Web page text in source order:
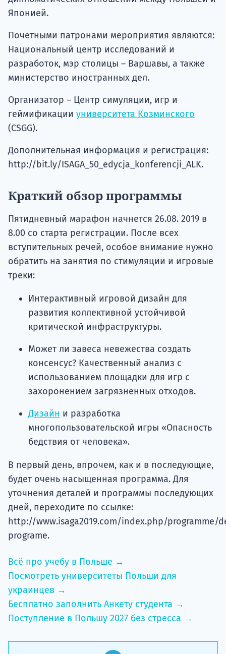
Японией.
Почетными патронами мероприятия являются:
Национальный центр исследований и
разработок, мэр столицы – Варшавы, а также
министерство иностранных дел.
Организатор – Центр симуляции, игр и
геймификации университета Козминского
(CSGG).
Дополнительная информация и регистрация:
http://bit.ly/ISAGA_50_edycja_konferencji_ALK.
Краткий обзор программы
Пятидневный марафон начнется 26.08. 2019 в
8.00 со старта регистрации. После всех
вступительных речей, особое внимание нужно
обратить на занятия по стимуляции и игровые
треки:
Интерактивный игровой дизайн для
развития коллективной устойчивой
критической инфраструктуры.
Может ли завеса невежества создать
консенсус? Качественный анализ с
использованием площадки для игр с
захоронением загрязненных отходов.
Дизайн и разработка
многопользовательской игры «Опасность
бедствия от человека».
В первый день, впрочем, как и в последующие,
будет очень насыщенная программа. Для
уточнения деталей и программы последующих
дней, переходите по ссылке:
http://www.isaga2019.com/index.php/programme/
programe.
Всё про учебу в Польше →
Посмотреть университеты Польши для
украинцев →
Бесплатно заполнить Анкету студента →
Поступление в Польшу 2027 без стресса →